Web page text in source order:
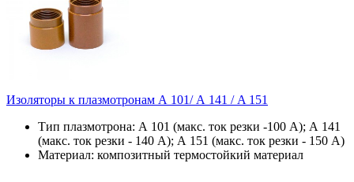
Изоляторы к плазмотронам А 101/ А 141 / A 151
Тип плазмотрона: А 101 (макс. ток резки -100 А); А 141
(макс. ток резки - 140 А); А 151 (макс. ток резки - 150 А)
Материал: композитный термостойкий материал